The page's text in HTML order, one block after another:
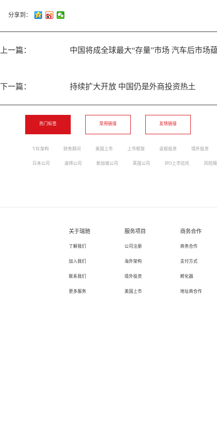
分享到：
上一篇： 中国将成全球最大“存量”市场 汽车后市场
下一篇： 持续扩大开放 中国仍是外商投资热土
热门标签
VIE架构 财务顾问 美国上市 上市框架 返程投资 境外投资
日本公司 迪拜公司 新加坡公司 英国公司 IPO上市信托 风险
常用链接 友情链接
关于瑞驰
了解我们
加入我们
联系我们
更多服务
服务项目
公司注册
海外架构
境外投资
美国上市
商务合作
商务合作
支付方式
孵化器
地址商合作